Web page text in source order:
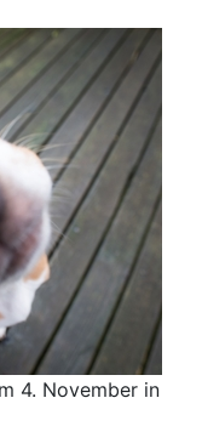
4. November in